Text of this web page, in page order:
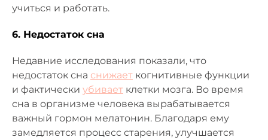
учиться и работать.
6. Недостаток сна
Недавние исследования показали, что
недостаток сна снижает когнитивные функции
и фактически убивает клетки мозга. Во время
сна в организме человека вырабатывается
важный гормон мелатонин. Благодаря ему
замедляется процесс старения, улучшается